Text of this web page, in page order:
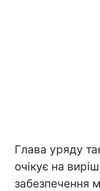
Глава уряду
очікує на
забезпечення